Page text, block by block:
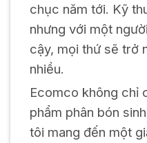
chục năm tới. Kỹ
nhưng với một
cậy, mọi thứ sẽ trở
nhiều.
Ecomco không chỉ
phẩm phân bón
tôi mang đến một